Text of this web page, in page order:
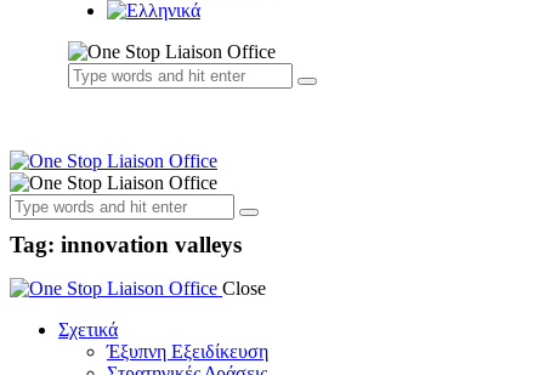
Tag: innovation valleys
Close
Σχετικά
Έξυπνη Εξειδίκευση